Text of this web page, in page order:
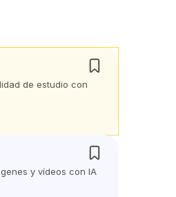
de estudio con
y vídeos con IA